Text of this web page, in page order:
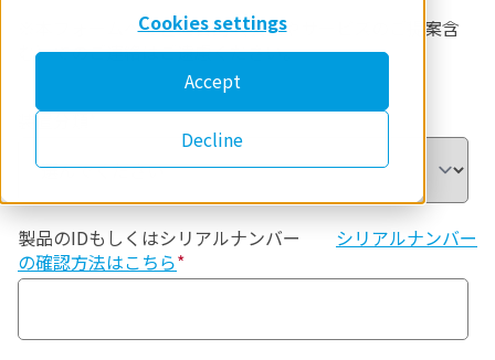
Cookies settings
Accept
Decline
※本フォームへの営業目的（製品やサービスのご提案含
む）でのご連絡はご遠慮ください。
装置分類*
製品のIDもしくはシリアルナンバー シリアルナンバー
の確認方法はこちら*